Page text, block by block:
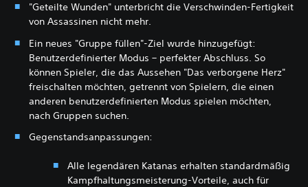
"Geteilte Wunden" unterbricht die Verschwinden-Fertigkeit
von Assassinen nicht mehr.
Ein neues "Gruppe füllen"-Ziel wurde hinzugefügt:
Benutzerdefinierter Modus – perfekter Abschluss. So
können Spieler, die das Aussehen "Das verborgene Herz"
freischalten möchten, getrennt von Spielern, die einen
anderen benutzerdefinierten Modus spielen möchten,
nach Gruppen suchen.
Gegenstandsanpassungen:
Alle legendären Katanas erhalten standardmäßig
Kampfhaltungsmeisterung-Vorteile, auch für